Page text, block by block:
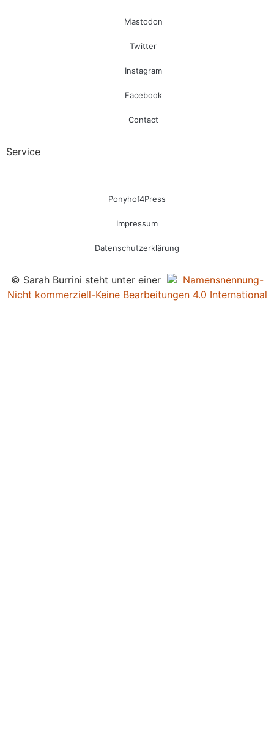
Mastodon
Twitter
Instagram
Facebook
Contact
Service
Ponyhof4Press
Impressum
Datenschutzerklärung
© Sarah Burrini steht unter einer
Namensnennung-
Nicht kommerziell-Keine Bearbeitungen 4.0 International